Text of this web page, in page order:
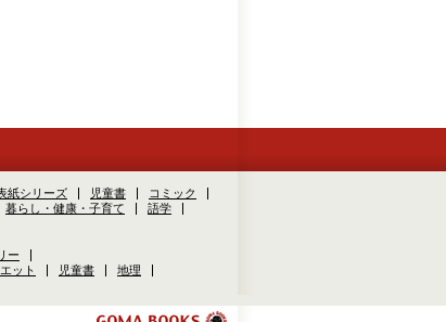
紙シリーズ 児童書
コミック
暮らし・健康・子育て
語学
ー
ット 児童書
地理